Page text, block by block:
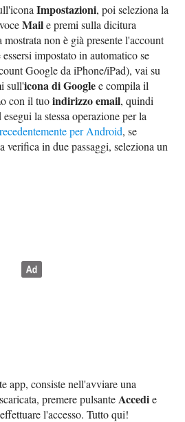
Impostazioni, poi seleziona la
Maile premi sulla dicitura
mostrata non è già presente l'account
impostato in automatico se
Google da iPhone/iPad), vai su
sull'icona di Googlee compila il
con il tuoindirizzo email, quindi
esegui la stessa operazione per la
per Android, se
verifica in due passaggi, seleziona un
app, consiste nell'avviare una
scaricata, premere pulsante Accedie
l'accesso. Tutto qui!